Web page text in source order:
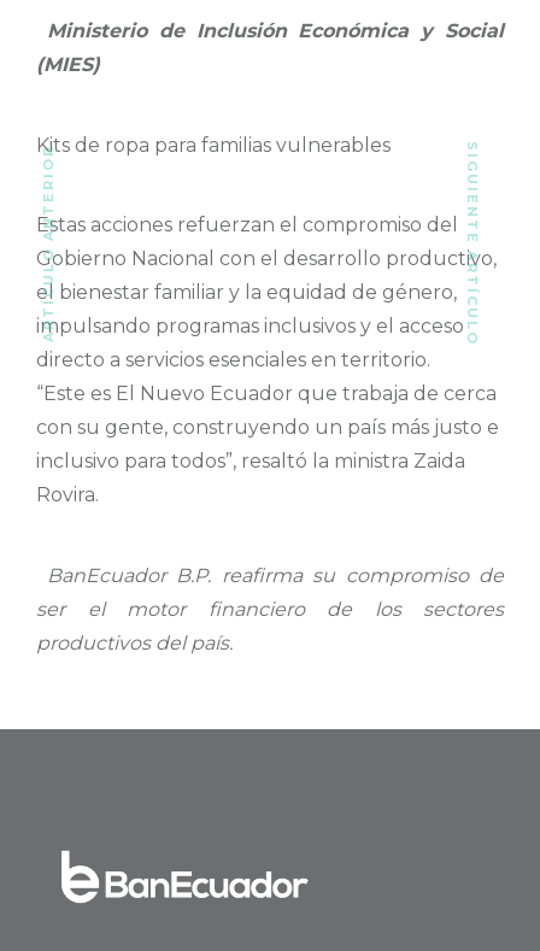
Ministerio de Inclusión Económica y Social
(MIES)
Kits de ropa para familias vulnerables
Estas acciones refuerzan el compromiso del
Gobierno Nacional con el desarrollo productivo,
el bienestar familiar y la equidad de género,
impulsando programas inclusivos y el acceso
directo a servicios esenciales en territorio.
“Este es El Nuevo Ecuador que trabaja de cerca
con su gente, construyendo un país más justo e
inclusivo para todos”, resaltó la ministra Zaida
Rovira.
BanEcuador B.P. reafirma su compromiso de
ser el motor financiero de los sectores
productivos del país.
ARTÍCULO ANTERIOR SIGUIENTE ARTÍCULO